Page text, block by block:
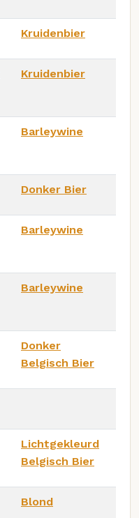
Kruidenbier
Kruidenbier
Barleywine
Donker Bier
Barleywine
Barleywine
Donker
Belgisch Bier
Lichtgekleurd
Belgisch Bier
Blond